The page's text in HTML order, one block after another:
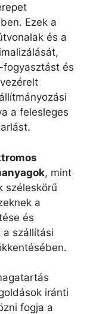
Ezek a
és a
fogyasztást és
a felesleges
, mint
széleskörű
a
és
a szállítási
iránti
fogja a